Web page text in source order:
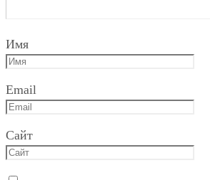
Имя
Email
Сайт